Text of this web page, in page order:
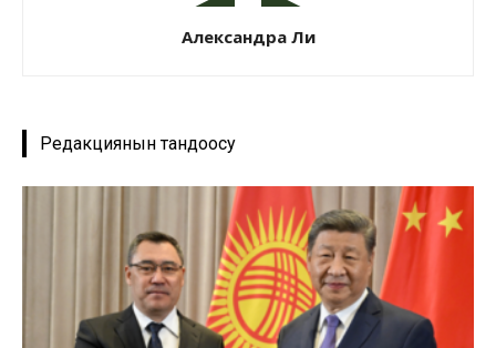
Александра Ли
Редакциянын тандоосу